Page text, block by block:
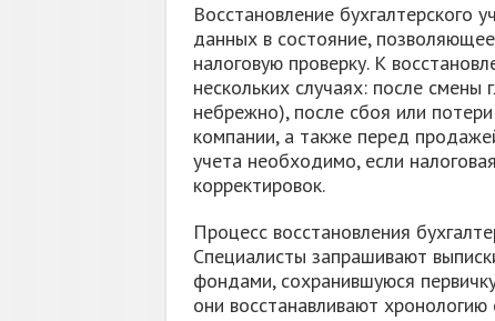
Восстановление бухгалтерского
данных в состояние,
налоговую проверку. К
нескольких случаях: после смены
небрежно), после сбоя или
компании, а также перед
учета необходимо, если
корректировок.
Процесс восстановления
Специалисты запрашивают
фондами, сохранившуюся
они восстанавливают